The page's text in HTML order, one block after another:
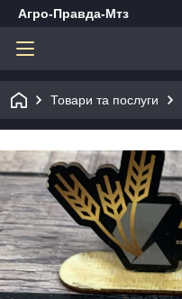
Агро-Правда-Мтз
Товари та послуги